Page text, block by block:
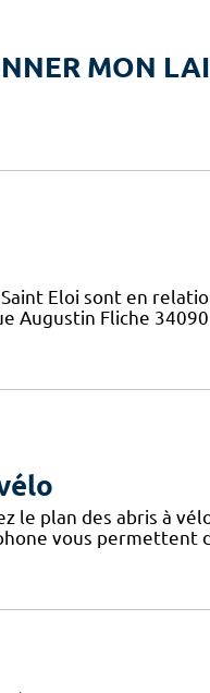
MON
Eloi sont en
Augustin Fliche
le plan des abris à
vous permettent